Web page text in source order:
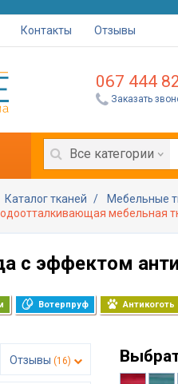
Контакты Отзывы
067 444
Заказать
Все категории
Каталог тканей
Мебельные
мебельная
с эффектом
Вотерпруф Антикоготь
Отзывы (16)